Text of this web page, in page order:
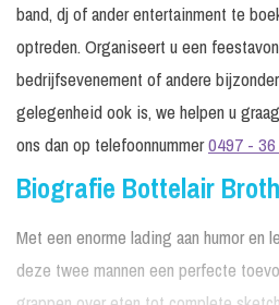
band, dj of ander entertainment te
optreden. Organiseert u een
bedrijfsevenement of andere
gelegenheid ook is, we helpen u
ons dan op telefoonnummer0497 -
Biografie Bottelair
Met een enorme lading aan humor en
deze twee mannen een perfecte